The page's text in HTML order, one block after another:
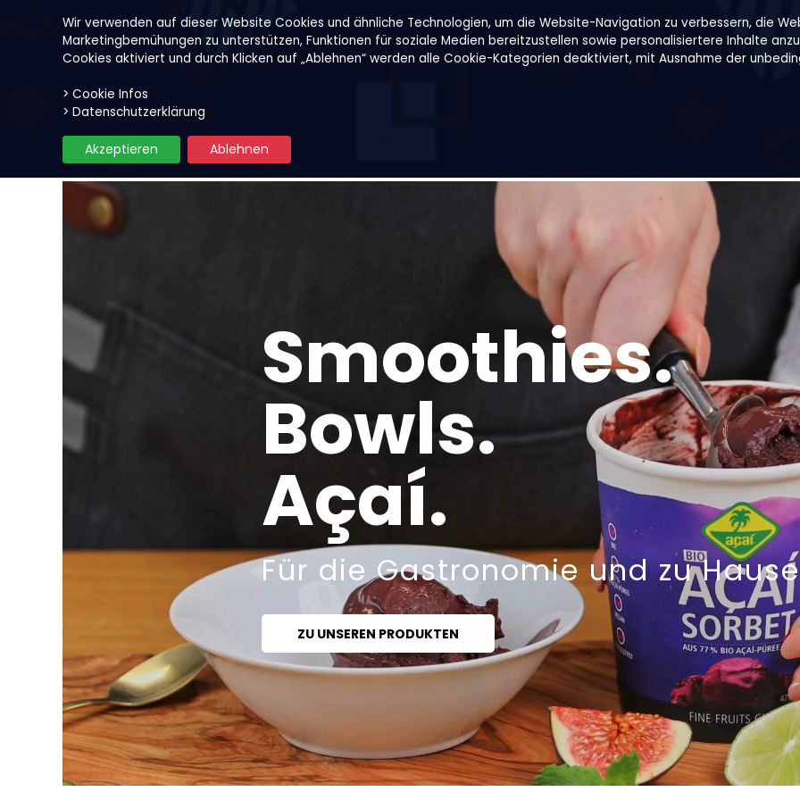
Wir verwenden auf dieser Website Cookies und ähnliche Technologien, um die Website-Navigation zu verbessern, die
Marketingbemühungen zu unterstützen, Funktionen für soziale Medien bereitzustellen sowie personalisiertere Inhalte
Cookies aktiviert und durch Klicken auf „Ablehnen“ werden alle Cookie-Kategorien deaktiviert, mit Ausnahme der
> Cookie Infos
> Datenschutzerklärung
Ablehnen
Akzeptieren
Unsere Produkte
Smoothies.
Bowls.
Açaí.
Für die Gastronomie und zu
ZU UNSEREN PRODUKTEN